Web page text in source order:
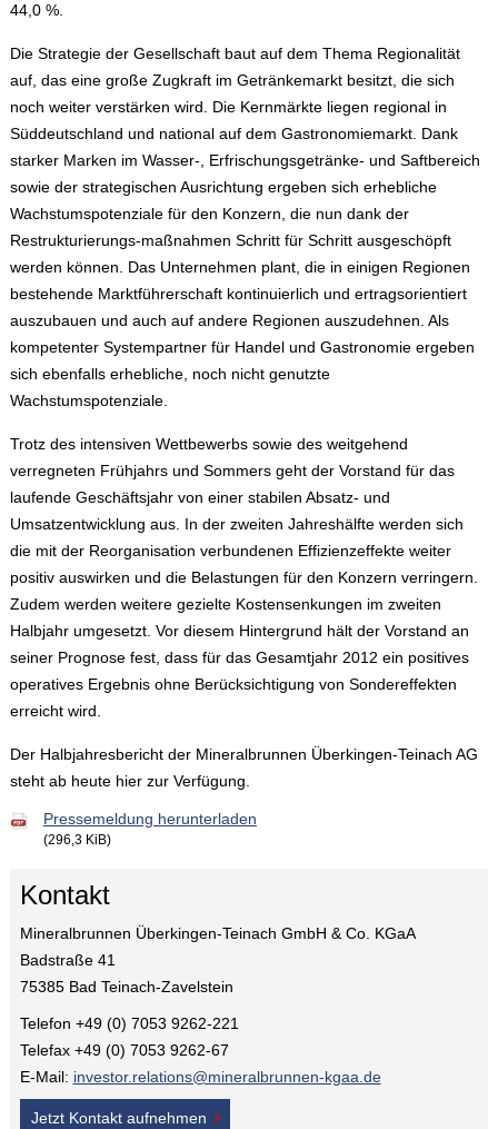
44,0 %.
Die Strategie der Gesellschaft baut auf dem Thema Regionalität
auf, das eine große Zugkraft im Getränkemarkt besitzt, die sich
noch weiter verstärken wird. Die Kernmärkte liegen regional in
Süddeutschland und national auf dem Gastronomiemarkt. Dank
starker Marken im Wasser-, Erfrischungsgetränke- und Saftbereich
sowie der strategischen Ausrichtung ergeben sich erhebliche
Wachstumspotenziale für den Konzern, die nun dank der
Restrukturierungs-maßnahmen Schritt für Schritt ausgeschöpft
werden können. Das Unternehmen plant, die in einigen Regionen
bestehende Marktführerschaft kontinuierlich und ertragsorientiert
auszubauen und auch auf andere Regionen auszudehnen. Als
kompetenter Systempartner für Handel und Gastronomie ergeben
sich ebenfalls erhebliche, noch nicht genutzte
Wachstumspotenziale.
Trotz des intensiven Wettbewerbs sowie des weitgehend
verregneten Frühjahrs und Sommers geht der Vorstand für das
laufende Geschäftsjahr von einer stabilen Absatz- und
Umsatzentwicklung aus. In der zweiten Jahreshälfte werden sich
die mit der Reorganisation verbundenen Effizienzeffekte weiter
positiv auswirken und die Belastungen für den Konzern verringern.
Zudem werden weitere gezielte Kostensenkungen im zweiten
Halbjahr umgesetzt. Vor diesem Hintergrund hält der Vorstand an
seiner Prognose fest, dass für das Gesamtjahr 2012 ein positives
operatives Ergebnis ohne Berücksichtigung von Sondereffekten
erreicht wird.
Der Halbjahresbericht der Mineralbrunnen Überkingen-Teinach AG
steht ab heute hier zur Verfügung.
Pressemeldung herunterladen
(296,3 KiB)
Kontakt
Mineralbrunnen Überkingen-Teinach GmbH & Co. KGaA
Badstraße 41
75385 Bad Teinach-Zavelstein
Telefon +49 (0) 7053 9262-221
Telefax +49 (0) 7053 9262-67
E-Mail: investor.relations@mineralbrunnen-kgaa.de
Jetzt Kontakt aufnehmen